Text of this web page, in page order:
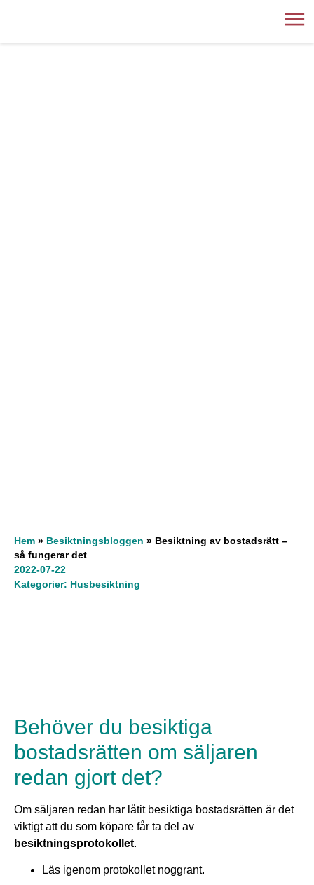
Hem » Besiktningsbloggen » Besiktning av bostadsrätt –
så fungerar det
2022-07-22
Kategorier: Husbesiktning
Behöver du besiktiga
bostadsrätten om säljaren
redan gjort det?
Om säljaren redan har låtit besiktiga bostadsrätten är det
viktigt att du som köpare får ta del av
besiktningsprotokollet.
Läs igenom protokollet noggrant.